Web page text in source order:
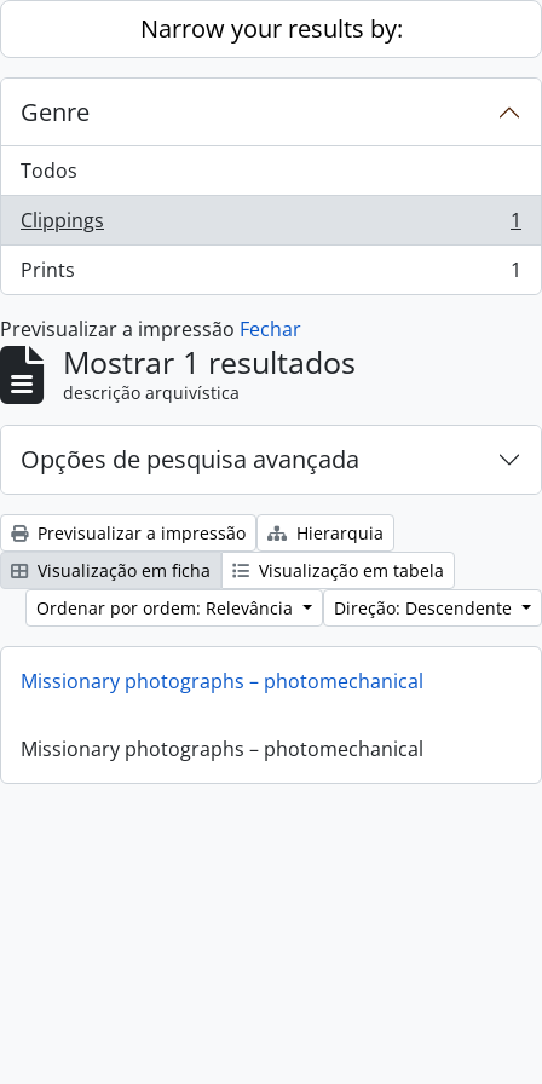
Skip to main contentNarrow your results by:
Genre
Todos
Clippings
, 1 resultados
1
Prints
, 1 resultados 1
Previsualizar a impressão Fechar
Mostrar 1 resultados
descrição arquivística
Opções de pesquisa avançada
Previsualizar a impressão
Hierarquia
Visualização em ficha
Visualização em tabela
Ordenar por ordem: Relevância
Direção: Descendente
Missionary photographs – photomechanical
Missionary photographs – photomechanical